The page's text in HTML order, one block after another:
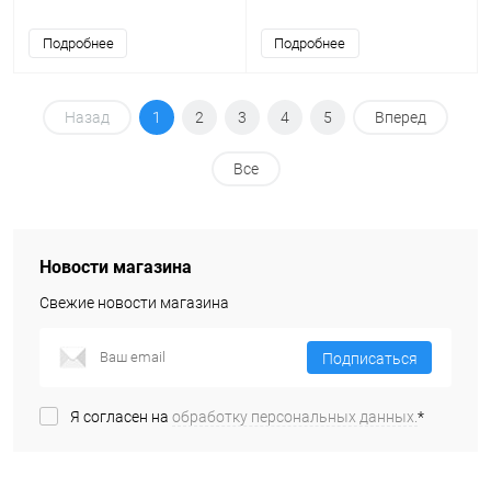
Подробнее Подробнее
Назад 1 2 3 4 5 Вперед
Все
Новости магазина
Свежие новости магазина
Подписаться
Я согласен на обработку персональных данных.*